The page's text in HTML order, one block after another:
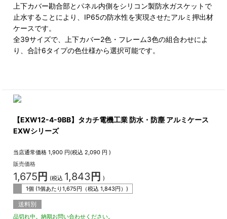
上下カバー勘合部とパネル内側をシリコン製防水ガスケットで
止水することにより、IP65の防水性を実現させたアルミ押出材
ケースです。
全39サイズで、上下カバー2色・フレーム3色の組合わせによ
り、合計6タイプの色仕様から選択可能です。
【EXW12-4-9BB】タカチ電機工業 防水・防塵 アルミケース
EXWシリーズ
当店通常価格 1,900 円(税込 2,090 円 )
販売価格
1,675 円 (税込 1,843 円 )
1個 (1個あたり1,675円（税込1,843円）)
送料別
品切れ中。納期お問い合わせください。